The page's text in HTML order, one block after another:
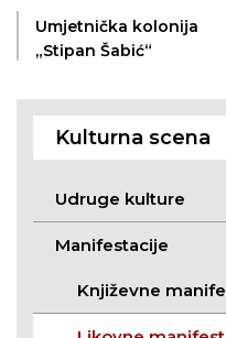
Umjetnička kolonija
„Stipan Šabić“
Kulturna scena
Udruge kulture
Manifestacije
Književne